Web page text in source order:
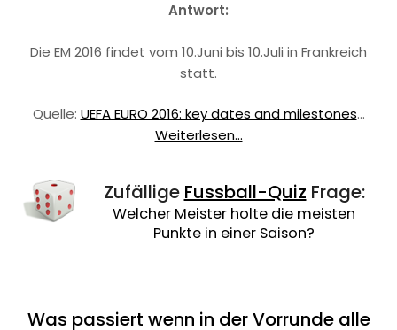
Antwort:
Die EM 2016 findet vom 10.Juni bis 10.Juli in Frankreich
statt.
Quelle: UEFA EURO 2016: key dates and milestones…
Weiterlesen...
Zufällige Fussball-Quiz Frage:
Welcher Meister holte die meisten
Punkte in einer Saison?
Was passiert wenn in der Vorrunde alle